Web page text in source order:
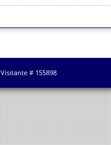
Visitante # 155898